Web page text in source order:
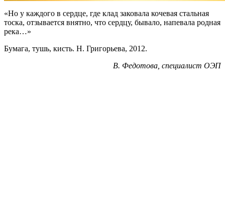
«Но у каждого в сердце, где клад заковала кочевая стальная
тоска, отзывается внятно, что сердцу, бывало, напевала родная
река…»
Бумага, тушь, кисть. Н. Григорьева, 2012.
В. Федотова, специалист ОЭП